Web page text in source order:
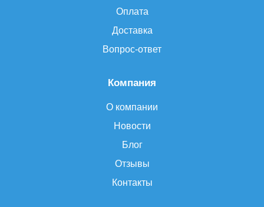
Компания
О компании
Новости
Блог
Отзывы
Контакты
Оплата
Доставка
Вопрос-ответ